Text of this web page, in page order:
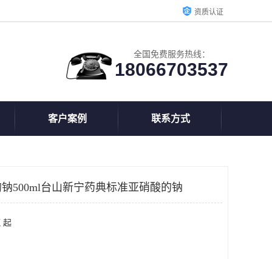
资质认证
全国免费服务热线：
18066703537
客户案例 联系方式
500ml台山新宁药典标准亚硝酸的钠
起